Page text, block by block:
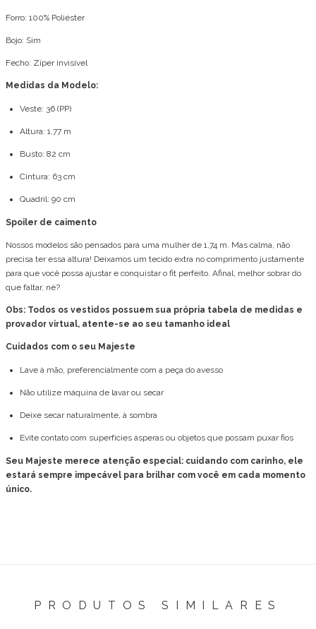
Forro: 100% Poliéster
Bojo: Sim
Fecho: Zíper invisível
Medidas da Modelo:
Veste: 36 (PP)
Altura: 1,77 m
Busto: 82 cm
Cintura: 63 cm
Quadril: 90 cm
Spoiler de caimento
Nossos modelos são pensados para uma mulher de 1,74 m. Mas calma, não
precisa ter essa altura! Deixamos um tecido extra no comprimento justamente
para que você possa ajustar e conquistar o fit perfeito. Afinal, melhor sobrar do
que faltar, né?
Obs: Todos os vestidos possuem sua própria tabela de medidas e
provador virtual, atente-se ao seu tamanho ideal
Cuidados com o seu Majeste
Lave à mão, preferencialmente com a peça do avesso
Não utilize máquina de lavar ou secar
Deixe secar naturalmente, à sombra
Evite contato com superfícies ásperas ou objetos que possam puxar fios
Seu Majeste merece atenção especial: cuidando com carinho, ele
estará sempre impecável para brilhar com você em cada momento
único.
PRODUTOS SIMILARES